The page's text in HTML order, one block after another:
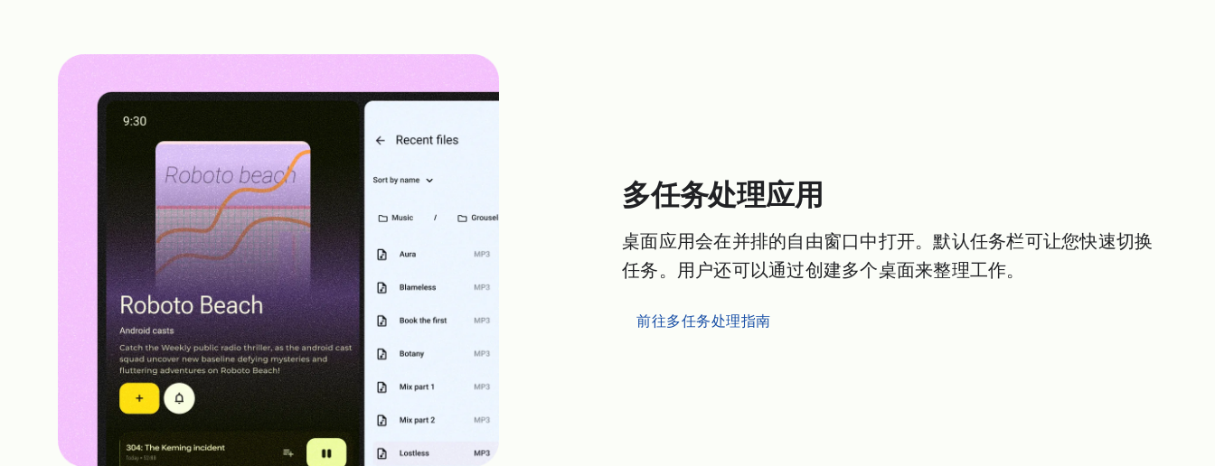
多任务处理应用
桌面应用会在并排的自由窗口中打开。默认任务栏可让您快速切换
任务。用户还可以通过创建多个桌面来整理工作。
前往多任务处理指南